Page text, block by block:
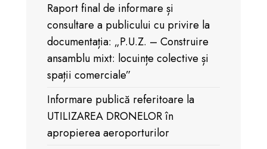
Raport final de informare și
consultare a publicului cu privire la
documentația: „P.U.Z. – Construire
ansamblu mixt: locuințe colective și
spații comerciale”
Informare publică referitoare la
UTILIZAREA DRONELOR în
apropierea aeroporturilor